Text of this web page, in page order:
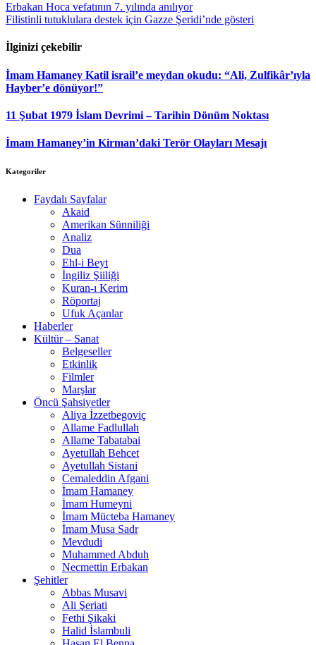
Erbakan Hoca vefatının 7. yılında anılıyor
Filistinli tutuklulara destek için Gazze Şeridi’nde gösteri
İlginizi çekebilir
İmam Hamaney Katil israil’e meydan okudu: “Ali, Zulfikâr’ıyla
Hayber’e dönüyor!”
11 Şubat 1979 İslam Devrimi – Tarihin Dönüm Noktası
İmam Hamaney’in Kirman’daki Terör Olayları Mesajı
Kategoriler
Faydalı Sayfalar
Akaid
Amerikan Sünniliği
Analiz
Dua
Ehl-i Beyt
İngiliz Şiiliği
Kuran-ı Kerim
Röportaj
Ufuk Açanlar
Haberler
Kültür – Sanat
Belgeseller
Etkinlik
Filmler
Marşlar
Öncü Şahsiyetler
Aliya İzzetbegoviç
Allame Fadlullah
Allame Tabatabai
Ayetullah Behcet
Ayetullah Sistani
Cemaleddin Afgani
İmam Hamaney
İmam Humeyni
İmam Mücteba Hamaney
İmam Musa Sadr
Mevdudi
Muhammed Abduh
Necmettin Erbakan
Şehitler
Abbas Musavi
Ali Şeriati
Fethi Şikaki
Halid İslambuli